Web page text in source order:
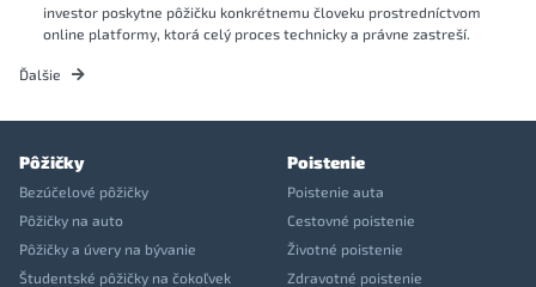
investor poskytne pôžičku konkrétnemu človeku prostredníctvom
online platformy, ktorá celý proces technicky a právne zastreší.
Ďalšie
Pôžičky
Bezúčelové pôžičky
Pôžičky na auto
Pôžičky a úvery na bývanie
Študentské pôžičky na čokoľvek
Poistenie
Poistenie auta
Cestovné poistenie
Životné poistenie
Zdravotné poistenie